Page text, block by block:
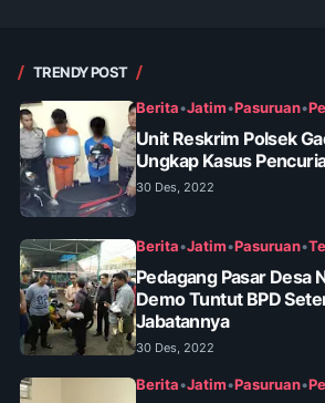
TRENDY POST
Berita•Jatim•Pasuruan•
Unit Reskrim Polsek
Ungkap Kasus
30 Des, 2022
Berita•Jatim•Pasuruan•
Pedagang Pasar Desa
Demo Tuntut BPD
Jabatannya
30 Des, 2022
Berita•Jatim•Pasuruan•